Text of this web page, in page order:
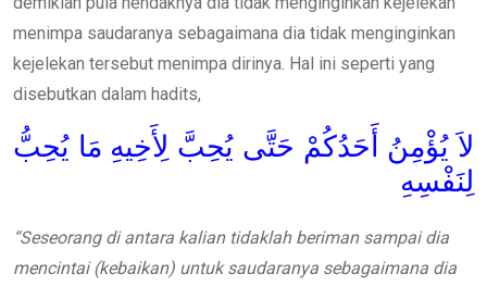
menimpa saudaranya sebagaimana dia tidak menginginkan
kejelekan tersebut menimpa dirinya. Hal ini seperti yang
disebutkan dalam hadits,
لاَ يُؤْمِنُ أَحَدُكُمْ حَتَّى يُحِبَّ لِأَخِيهِ مَا يُحِبُّ
لِنَفْسِهِ
“Seseorang di antara kalian tidaklah beriman sampai dia
mencintai (kebaikan) untuk saudaranya sebagaimana dia